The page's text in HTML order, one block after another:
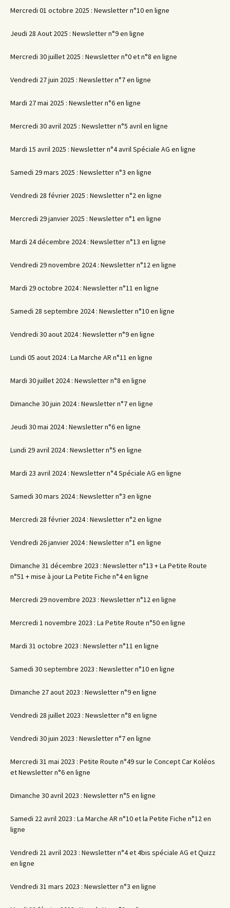
Mercredi 01 octobre 2025 : Newsletter n°10 en ligne
Jeudi 28 Aout 2025 : Newsletter n°9 en ligne
Mercredi 30 juillet 2025 : Newsletter n°0 et n°8 en ligne
Vendredi 27 juin 2025 : Newsletter n°7 en ligne
Mardi 27 mai 2025 : Newsletter n°6 en ligne
Mercredi 30 avril 2025 : Newsletter n°5 avril en ligne
Mardi 15 avril 2025 : Newsletter n°4 avril Spéciale AG en ligne
Samedi 29 mars 2025 : Newsletter n°3 en ligne
Vendredi 28 février 2025 : Newsletter n°2 en ligne
Mercredi 29 janvier 2025 : Newsletter n°1 en ligne
Mardi 24 décembre 2024 : Newsletter n°13 en ligne
Vendredi 29 novembre 2024 : Newsletter n°12 en ligne
Mardi 29 octobre 2024 : Newsletter n°11 en ligne
Samedi 28 septembre 2024 : Newsletter n°10 en ligne
Vendredi 30 aout 2024 : Newsletter n°9 en ligne
Lundi 05 aout 2024 : La Marche AR n°11 en ligne
Mardi 30 juillet 2024 : Newsletter n°8 en ligne
Dimanche 30 juin 2024 : Newsletter n°7 en ligne
Jeudi 30 mai 2024 : Newsletter n°6 en ligne
Lundi 29 avril 2024 : Newsletter n°5 en ligne
Mardi 23 avril 2024 : Newsletter n°4 Spéciale AG en ligne
Samedi 30 mars 2024 : Newsletter n°3 en ligne
Mercredi 28 février 2024 : Newsletter n°2 en ligne
Vendredi 26 janvier 2024 : Newsletter n°1 en ligne
Dimanche 31 décembre 2023 : Newsletter n°13 + La Petite Route
n°51 + mise à jour La Petite Fiche n°4 en ligne
Mercredi 29 novembre 2023 : Newsletter n°12 en ligne
Mercredi 1 novembre 2023 : La Petite Route n°50 en ligne
Mardi 31 octobre 2023 : Newsletter n°11 en ligne
Samedi 30 septembre 2023 : Newsletter n°10 en ligne
Dimanche 27 aout 2023 : Newsletter n°9 en ligne
Vendredi 28 juillet 2023 : Newsletter n°8 en ligne
Vendredi 30 juin 2023 : Newsletter n°7 en ligne
Mercredi 31 mai 2023 : Petite Route n°49 sur le Concept Car Koléos
et Newsletter n°6 en ligne
Dimanche 30 avril 2023 : Newsletter n°5 en ligne
Samedi 22 avril 2023 : La Marche AR n°10 et la Petite Fiche n°12 en
ligne
Vendredi 21 avril 2023 : Newsletter n°4 et 4bis spéciale AG et Quizz
en ligne
Vendredi 31 mars 2023 : Newsletter n°3 en ligne